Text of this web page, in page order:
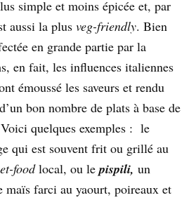
simple et moins épicée et, par
aussi la plus veg-friendly. Bien
en grande partie par la
en fait, les influences italiennes
émoussé les saveurs et rendu
bon nombre de plats à base de
quelques exemples : le
qui est souvent frit ou grillé au
foodlocal, ou lepispili, un
maïs farci au yaourt, poireaux et